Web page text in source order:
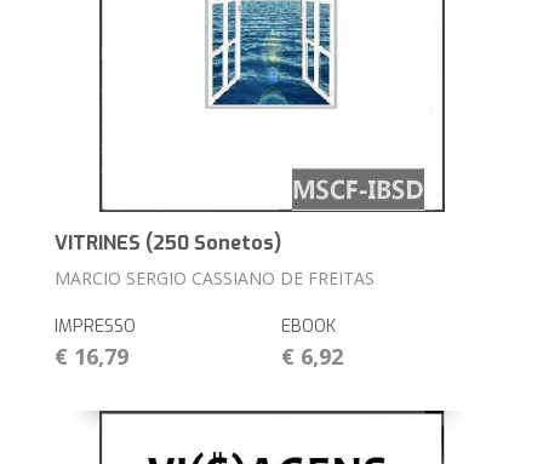
VITRINES (250 Sonetos)
MARCIO SERGIO CASSIANO DE FREITAS
IMPRESSO
€ 16,79
EBOOK
€ 6,92